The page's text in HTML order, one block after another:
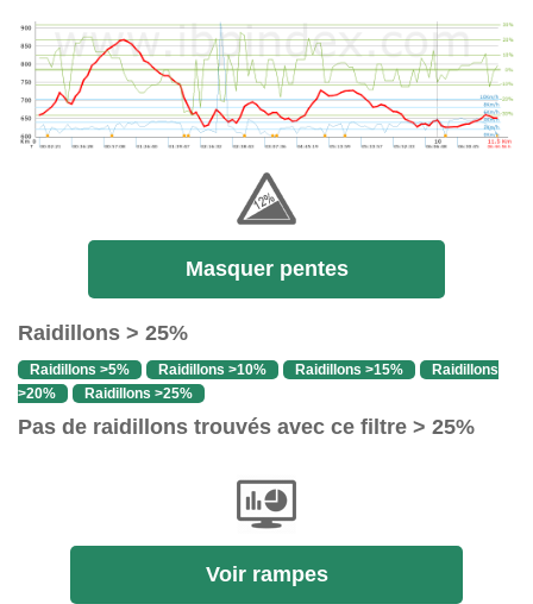
Masquer pentes
Raidillons > 25%
Raidillons >5% Raidillons >10% Raidillons >15%
Raidillons
>20%
Raidillons >25%
Pas de raidillons trouvés avec ce filtre > 25%
Voir rampes